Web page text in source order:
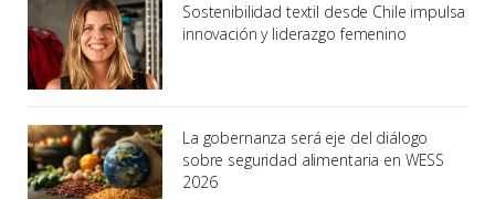
Sostenibilidad textil desde Chile impulsa
innovación y liderazgo femenino
La gobernanza será eje del diálogo
sobre seguridad alimentaria en WESS
2026